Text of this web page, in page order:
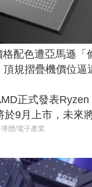
配色遭亞馬遜「
規摺疊機價位逼
正式發表
於9月上市，未來
系列處理器與對
體/電子產業